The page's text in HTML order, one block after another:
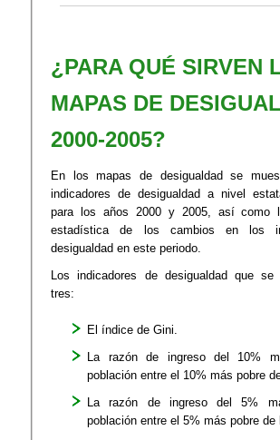
¿PARA QUÉ SIRVEN
MAPAS DE
2000-2005?
En los mapas de desigualdad se
indicadores de desigualdad a nivel
para los años 2000 y 2005, así como
estadística de los cambios en los
desigualdad en este periodo.
Los indicadores de desigualdad que se
tres:
El índice de Gini.
La razón de ingreso del 10%
población entre el 10% más pobre
La razón de ingreso del 5%
población entre el 5% más pobre de